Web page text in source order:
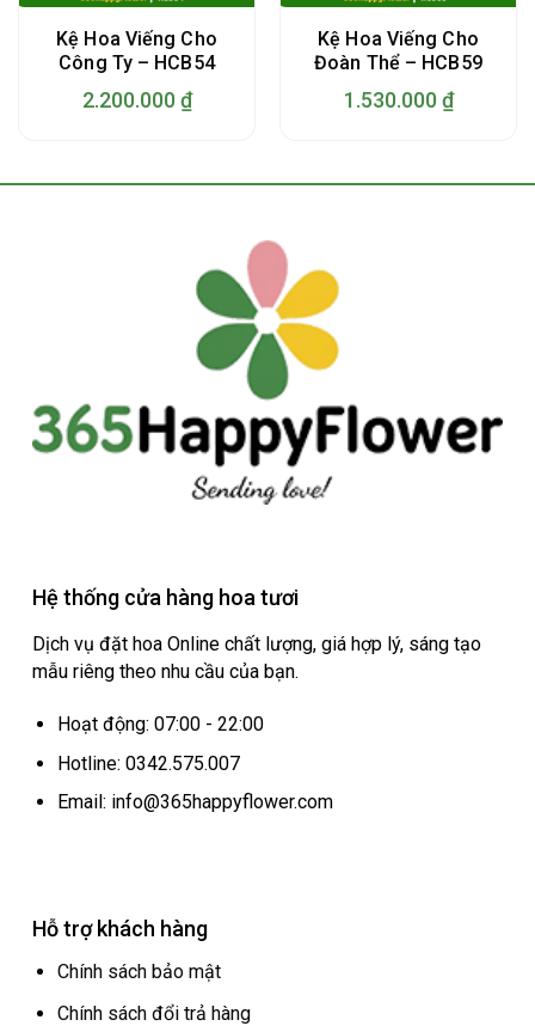
Kệ Hoa Viếng Cho
Công Ty – HCB54
2.200.000 ₫
Kệ Hoa Viếng Cho
Đoàn Thể – HCB59
1.530.000 ₫
Hệ thống cửa hàng hoa tươi
Dịch vụ đặt hoa Online chất lượng, giá hợp lý, sáng tạo
mẫu riêng theo nhu cầu của bạn.
Hoạt động: 07:00 - 22:00
Hotline: 0342.575.007
Email: info@365happyflower.com
Hỗ trợ khách hàng
Chính sách bảo mật
Chính sách đổi trả hàng